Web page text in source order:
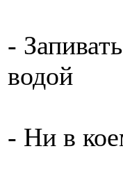
-
водой
- Ни в